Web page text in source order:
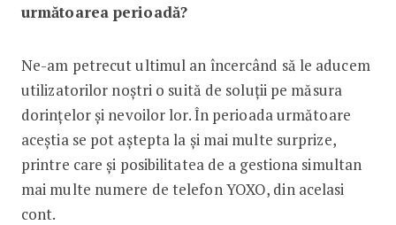
următoarea perioadă?
Ne-am petrecut ultimul an încercând să le aducem
utilizatorilor noștri o suită de soluții pe măsura
dorințelor și nevoilor lor. În perioada următoare
aceștia se pot aștepta la și mai multe surprize,
printre care și posibilitatea de a gestiona simultan
mai multe numere de telefon YOXO, din acelasi
cont.